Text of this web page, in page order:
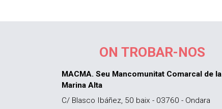
ON TROBAR-NOS
MACMA. Seu Mancomunitat Comarcal de la
Marina Alta
C/ Blasco Ibáñez, 50 baix - 03760 - Ondara